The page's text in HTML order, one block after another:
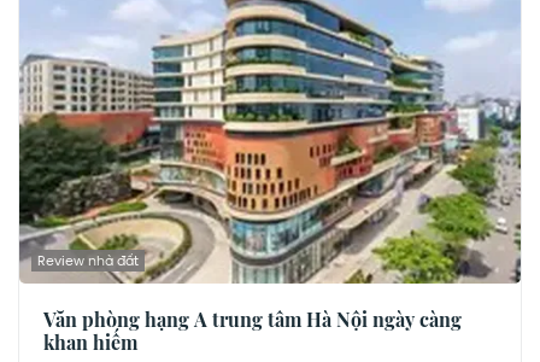
Review nhà đất
Văn phòng hạng A trung tâm Hà Nội ngày càng
khan hiếm